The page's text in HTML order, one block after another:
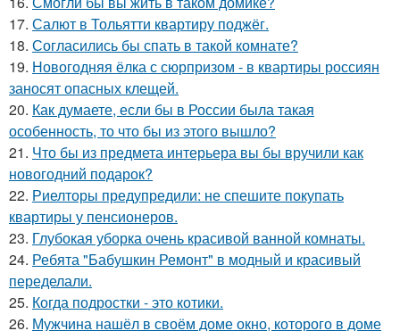
17. Салют в Тольятти квартиру поджёг.
18. Согласились бы спать в такой комнате?
19. Новогодняя ёлка с сюрпризом - в квартиры россиян
заносят опасных клещей.
20. Как думаете, если бы в России была такая
особенность, то что бы из этого вышло?
21. Что бы из предмета интерьера вы бы вручили как
новогодний подарок?
22. Риелторы предупредили: не спешите покупать
квартиры у пенсионеров.
23. Глубокая уборка очень красивой ванной комнаты.
24. Ребята "Бабушкин Ремонт" в модный и красивый
переделали.
25. Когда подростки - это котики.
26. Мужчина нашёл в своём доме окно, которого в доме